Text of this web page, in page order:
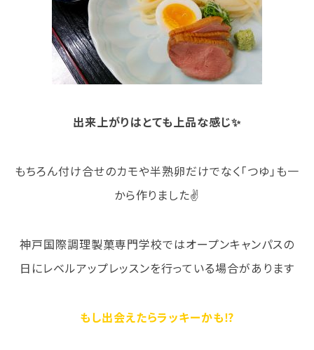
お問い合わせ
出来上がりはとても上品な感じ✨
もちろん付け合せのカモや半熟卵だけでなく「つゆ」も一
から作りました✌
神戸国際調理製菓専門学校ではオープンキャンパスの
日にレベルアップレッスンを行っている場合があります
もし出会えたらラッキーかも⁉